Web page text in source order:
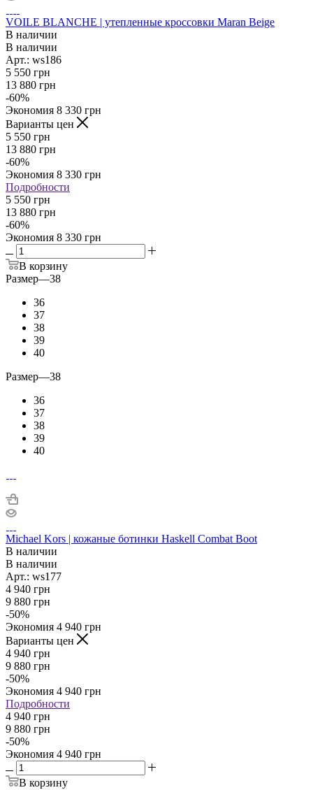
VOILE BLANCHE | утепленные кроссовки Maran Beige
В наличии
В наличии
Арт.: ws186
5 550 грн
13 880 грн
-60%
Экономия 8 330 грн
Варианты цен
5 550 грн
13 880 грн
-60%
Экономия 8 330 грн
Подробности
5 550 грн
13 880 грн
-60%
Экономия 8 330 грн
В корзину
Размер—38
36
37
38
39
40
Размер—38
36
37
38
39
40
Michael Kors | кожаные ботинки Haskell Combat Boot
В наличии
В наличии
Арт.: ws177
4 940 грн
9 880 грн
-50%
Экономия 4 940 грн
Варианты цен
4 940 грн
9 880 грн
-50%
Экономия 4 940 грн
Подробности
4 940 грн
9 880 грн
-50%
Экономия 4 940 грн
В корзину